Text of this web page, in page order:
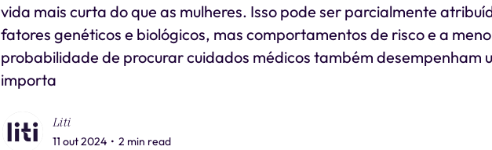
vida mais curta do que as mulheres. Isso pode ser parcialmente
fatores genéticos e biológicos, mas comportamentos de risco e a
probabilidade de procurar cuidados médicos também desempenham
importa
Liti
11 out 2024 • 2 min read